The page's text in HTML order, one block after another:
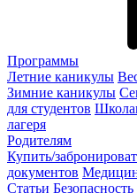
Программы
Летние каникулы
Зимние каникулы
для студентов
лагеря
Родителям
Купить/
документов
Статьи